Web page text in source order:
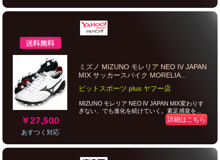
￥27,500
あすつく対応
ミズノ MIZUNO モレリア NEO IV JAPAN
MIX サッカースパイク MORELIA...
ピットスポーツ plus ヤフー店
MIZUNO モレリア NEO IV JAPAN MIX変わりす
ぎない、でも進化を続けていく。素足感覚を...
詳細はこちら